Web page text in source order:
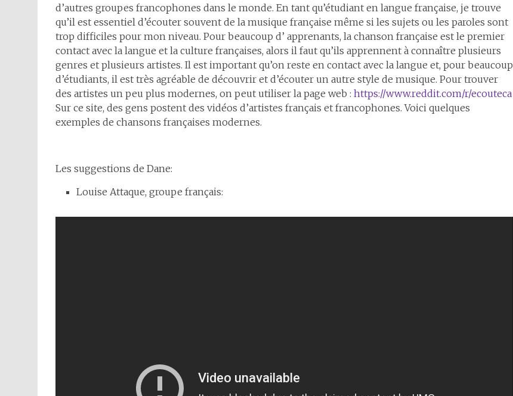
d’autres groupes francophones dans le monde. En tant qu’étudiant en langue française, je trouve
qu’il est essentiel d’écouter souvent de la musique française même si les sujets ou les paroles sont
trop difficiles pour mon niveau. Pour beaucoup d’ apprenants, la chanson française est le premier
contact avec la langue et la culture françaises, alors il faut qu’ils apprennent à connaître plusieurs
genres et plusieurs artistes. Il est important qu’on reste en contact avec la langue et, pour beaucoup
d’étudiants, il est très agréable de découvrir et d’écouter un autre style de musique. Pour trouver
des artistes un peu plus modernes, on peut utiliser la page web : https://www.reddit.com/r/ecouteca
Sur ce site, des gens postent des vidéos d’artistes français et francophones. Voici quelques
exemples de chansons françaises modernes.
Les suggestions de Dane:
Louise Attaque, groupe français: